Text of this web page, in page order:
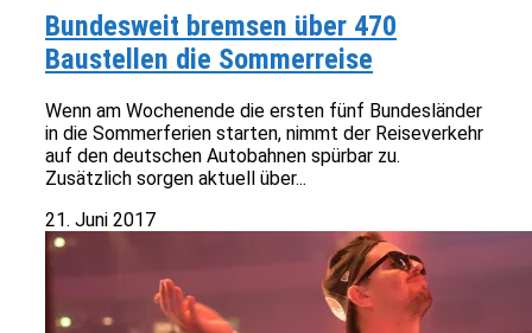
Bundesweit bremsen über 470
Baustellen die Sommerreise
Wenn am Wochenende die ersten fünf Bundesländer
in die Sommerferien starten, nimmt der Reiseverkehr
auf den deutschen Autobahnen spürbar zu.
Zusätzlich sorgen aktuell über...
21. Juni 2017